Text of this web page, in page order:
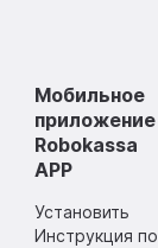
Мобильное
приложение
Robokassa
APP
Установить
Инструкция по